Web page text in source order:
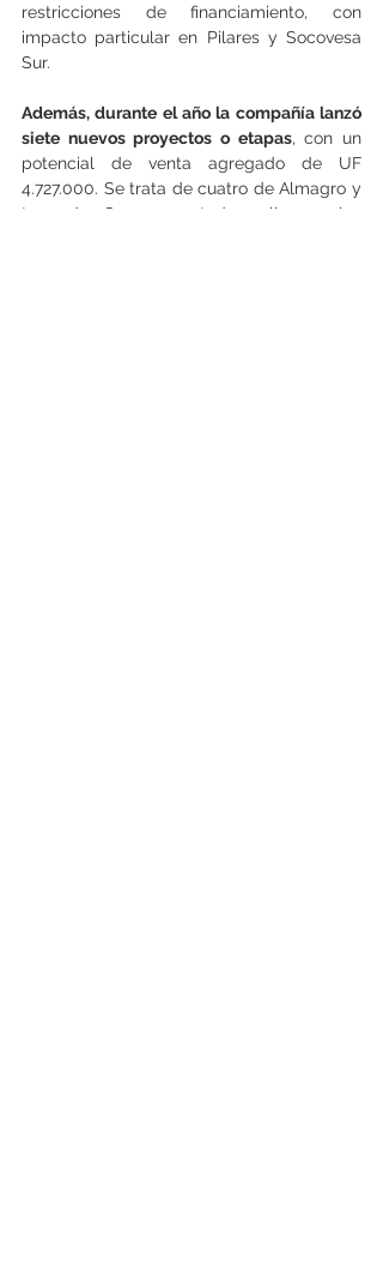
restricciones de financiamiento, con
impacto particular en Pilares y Socovesa
Sur.
Además, durante el año la compañía lanzó
siete nuevos proyectos o etapas, con un
potencial de venta agregado de UF
4.727.000. Se trata de cuatro de Almagro y
tres de Socovesa; todos ellos -salvo